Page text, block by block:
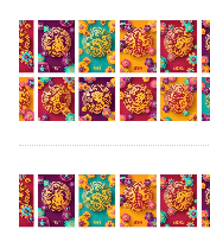
題
投
資
樓
市